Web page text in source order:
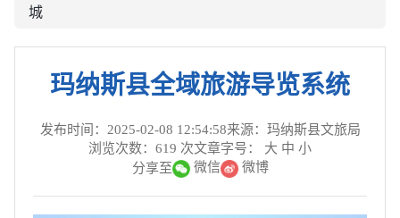
城
玛纳斯县全域旅游导览系统
发布时间：2025-02-08 12:54:58来源：玛纳斯县文旅局
浏览次数： 619 次文章字号： 大 中 小
分享至
微信 微博